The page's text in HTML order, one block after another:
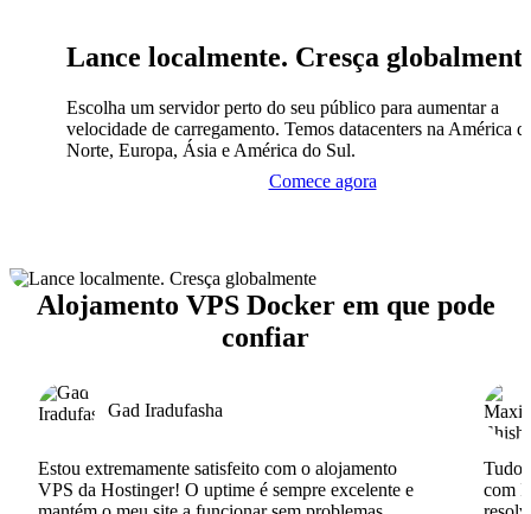
Lance localmente. Cresça
Escolha um servidor perto do seu público para aumentar a
velocidade de carregamento. Temos datacenters na América
Norte, Europa, Ásia e América do Sul.
Comece agora
Alojamento VPS Docker em que pode
confiar
Gad Iradufasha
Estou extremamente satisfeito com o alojamento
VPS da Hostinger! O uptime é sempre excelente e
Tudo
com